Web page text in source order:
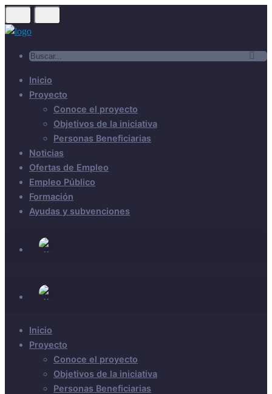
Inicio
Proyecto
Conoce el proyecto
Objetivos de la iniciativa
Personas Beneficiarias
Noticias
Ofertas de Empleo
Empleo Público
Formación
Ayudas y subvenciones
Inicio
Proyecto
Conoce el proyecto
Objetivos de la iniciativa
Personas Beneficiarias